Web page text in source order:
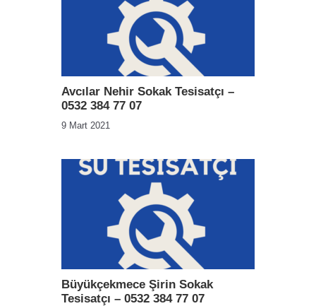
Avcılar Nehir Sokak Tesisatçı –
0532 384 77 07
9 Mart 2021
Büyükçekmece Şirin Sokak
Tesisatçı – 0532 384 77 07